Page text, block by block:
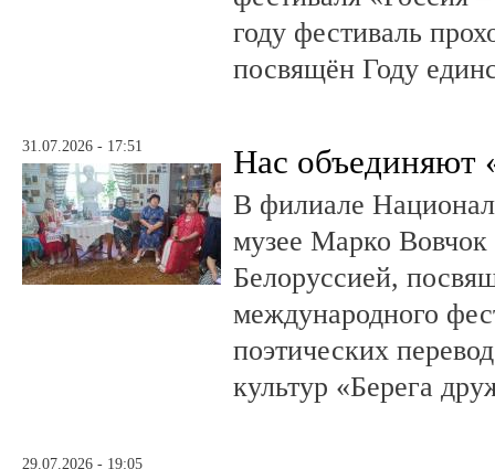
году фестиваль
посвящён Году
31.07.2026 - 17:51 Нас объединяют
В филиале
музее Марко Вовчок
Белоруссией,
международного
поэтических
культур «Берега
29.07.2026 - 19:05